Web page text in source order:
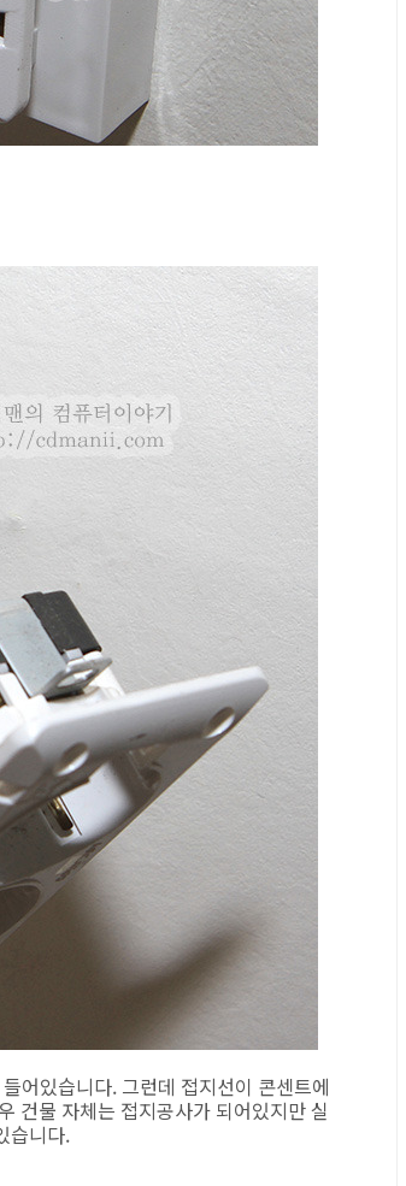
어있습니다. 그런데 접지선이 콘센트에
건물 자체는 접지공사가 되어있지만 실
습니다.